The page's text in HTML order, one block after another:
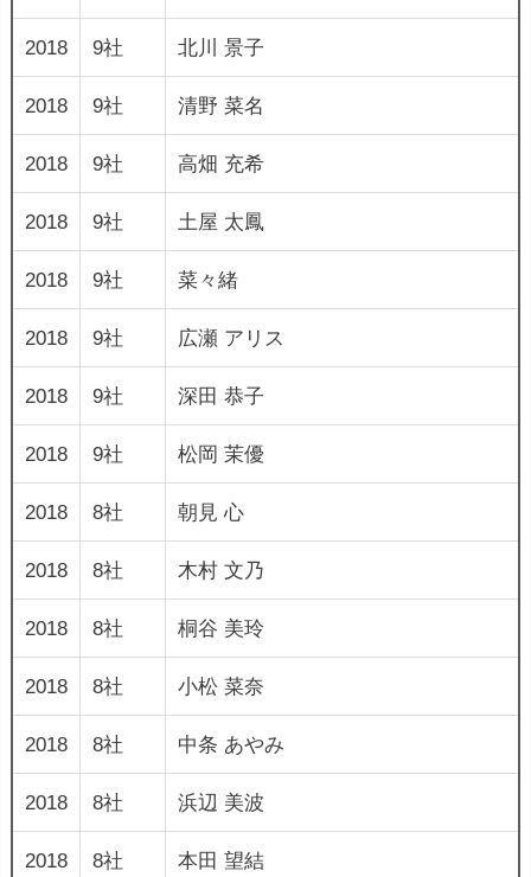
2018 9社 北川 景子
2018 9社 清野 菜名
2018 9社 高畑 充希
2018 9社 土屋 太鳳
2018 9社 菜々緒
2018 9社 広瀬 アリス
2018 9社 深田 恭子
2018 9社 松岡 茉優
2018 8社 朝見 心
2018 8社 木村 文乃
2018 8社 桐谷 美玲
2018 8社 小松 菜奈
2018 8社 中条 あやみ
2018 8社 浜辺 美波
2018 8社 本田 望結